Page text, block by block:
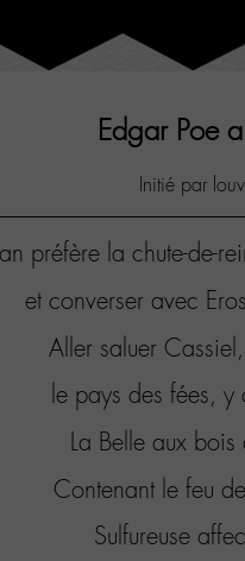
Edgar Poe
Initié par
préfère la chute-de-
et converser avec
Aller saluer
le pays des fées, y
La Belle aux
Contenant le feu
Sulfureuse